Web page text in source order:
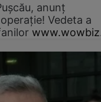
anunț
Vedeta a